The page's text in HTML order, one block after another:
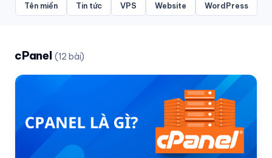
Tên miền Tin tức VPS Website WordPress
cPanel (12 bài)